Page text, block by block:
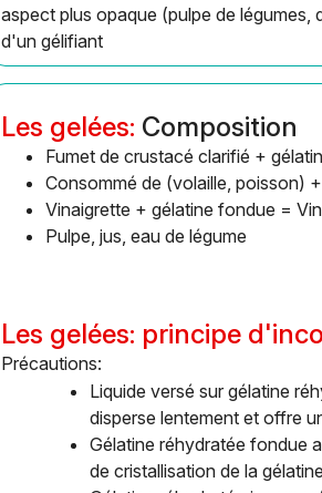
aspect plus opaque (pulpe de légumes,
d'un gélifiant
Les gelées: Composition
Fumet de crustacé clarifié +
Consommé de (volaille, poisson)
Vinaigrette + gélatine fondue =
Pulpe, jus, eau de légume
Les gelées: principe
Précautions:
Liquide versé sur gélatine
disperse lentement et offre
Gélatine réhydratée fondue
de cristallisation de la gélatine